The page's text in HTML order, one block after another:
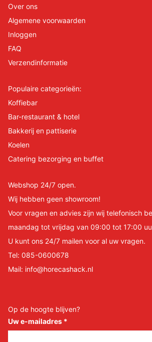
Over ons
Algemene voorwaarden
Inloggen
FAQ
Verzendinformatie
Populaire categorieën:
Koffiebar
Bar-restaurant & hotel
Bakkerij en pattiserie
Koelen
Catering bezorging en buffet
Webshop 24/7 open.
Wij hebben geen showroom!
Voor vragen en advies zijn wij telefonisch
maandag tot vrijdag van 09:00 tot 17:00
U kunt ons 24/7 mailen voor al uw vragen.
Tel: 085-0600678
Mail: info@horecashack.nl
Op de hoogte blijven?
Uw e-mailadres *